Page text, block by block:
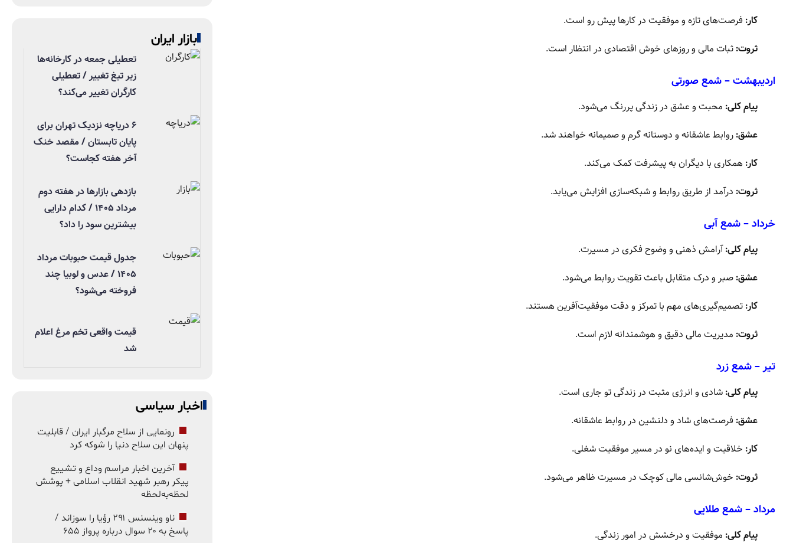
کار: فرصت‌های تازه و موفقیت در کارها پیش رو است.
ثروت: ثبات مالی و روزهای خوش اقتصادی در انتظار است.
اردیبهشت – شمع صورتی
پیام کلی: محبت و عشق در زندگی پررنگ می‌شود.
عشق: روابط عاشقانه و دوستانه گرم و صمیمانه خواهند شد.
کار: همکاری با دیگران به پیشرفت کمک می‌کند.
ثروت: درآمد از طریق روابط و شبکه‌سازی افزایش می‌یابد.
خرداد – شمع آبی
پیام کلی:آرامش ذهنی و وضوح فکری در مسیرت.
عشق: صبر و درک متقابل باعث تقویت روابط می‌شود.
کار: تصمیم‌گیری‌های مهم با تمرکز و دقت موفقیت‌آفرین هستند.
ثروت: مدیریت مالی دقیق و هوشمندانه لازم است.
تیر – شمع زرد
پیام کلی: شادی و انرژی مثبت در زندگی تو جاری است.
عشق: فرصت‌های شاد و دلنشین در روابط عاشقانه.
کار: خلاقیت و ایده‌های نو در مسیر موفقیت شغلی.
ثروت: خوش‌شانسی مالی کوچک در مسیرت ظاهر می‌شود.
مرداد – شمع طلایی
پیام کلی: موفقیت و درخشش در امور زندگی.
بازار ایران
تعطیلی جمعه در کارخانه‌ها
زیر تیغ تغییر / تعطیلی
کارگران تغییر می‌کند؟
۶ دریاچه نزدیک تهران برای
پایان تابستان / مقصد خنک
آخر هفته کجاست؟
بازدهی بازارها در هفته دوم
مرداد ۱۴۰۵ / کدام دارایی
بیشترین سود را داد؟
جدول قیمت حبوبات مرداد
۱۴۰۵ / عدس و لوبیا چند
فروخته می‌شود؟
قیمت واقعی تخم مرغ اعلام
شد
اخبار سیاسی
رونمایی از سلاح مرگبار ایران / قابلیت
پنهان این سلاح دنیا را شوکه کرد
آخرین اخبار مراسم وداع و تشییع
پیکر رهبر شهید انقلاب اسلامی + پوشش
لحظه‌به‌لحظه
ناو وینسنس ۲۹۱ رؤیا را سوزاند /
پاسخ به ۲۰ سوال درباره پرواز ۶۵۵